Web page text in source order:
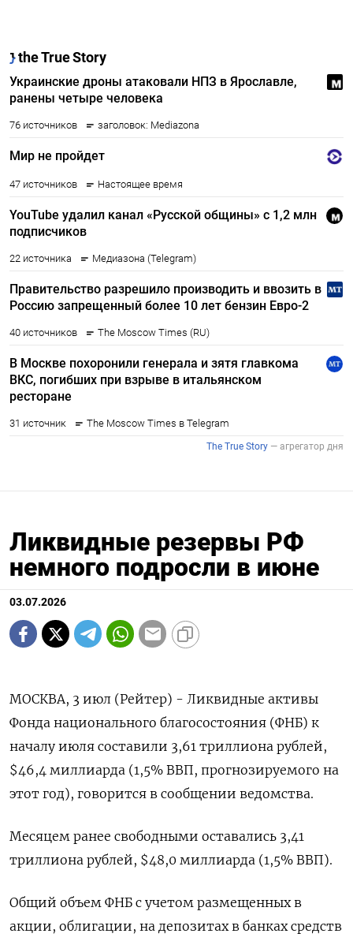
Ликвидные резервы РФ
немного подросли в июне
03.07.2026
МОСКВА, 3 июл (Рейтер) - Ликвидные активы
Фонда национального благосостояния (ФНБ) к
‌началу июля составили 3,61 триллиона рублей,
$46,4 миллиарда (1,5% ВВП, ​прогнозируемого ​на
этот год), ​говорится в ⁠сообщении ‌ведомства.
Месяцем ранее свободными ‌оставались 3,41
триллиона рублей, $48,0 ​миллиарда (1,5% ВВП).
Общий ‌объем ФНБ с учетом ​размещенных в
акции, ‌облигации, на депозитах в банках средств